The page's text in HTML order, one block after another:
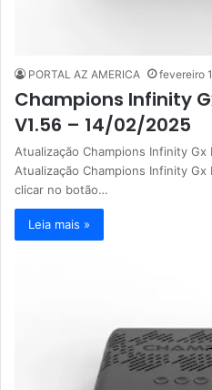
PORTAL AZ AMERICA fevereiro
Champions Infinity
V1.56 – 14/02/2025
Atualização Champions Infinity Gx
Atualização Champions Infinity
clicar no botão…
Leia mais »